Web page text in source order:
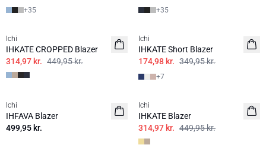
+35 +35
Ichi
IHKATE CROPPED Blazer
314,97 kr. 449,95 kr.
Ichi
IHKATE Short Blazer
174,98 kr. 349,95 kr.
+7
Ichi
IHFAVA Blazer
499,95 kr.
Ichi
IHKATE Blazer
314,97 kr. 449,95 kr.
SALE | 30%